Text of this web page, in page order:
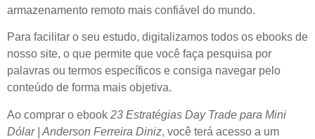
armazenamento remoto mais confiável do mundo.
Para facilitar o seu estudo, digitalizamos todos os ebooks de
nosso site, o que permite que você faça pesquisa por
palavras ou termos específicos e consiga navegar pelo
conteúdo de forma mais objetiva.
Ao comprar o ebook 23 Estratégias Day Trade para Mini
Dólar | Anderson Ferreira Diniz, você terá acesso a um